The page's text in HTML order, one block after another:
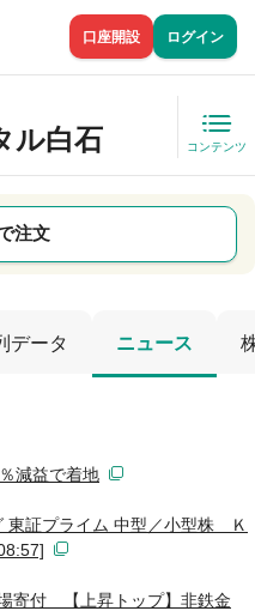
口座開設 ログイン
ル白石 コンテンツ
注文
データ ニュース
減益で着地
東証プライム 中型／小型株 Ｋ
寄付 【上昇トップ】非鉄金